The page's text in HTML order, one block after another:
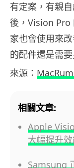
有定案，有親
後，Vision Pro
家也會使用來
的配件還是需
來源：
相關文章:
Apple
大幅提升
Samsung